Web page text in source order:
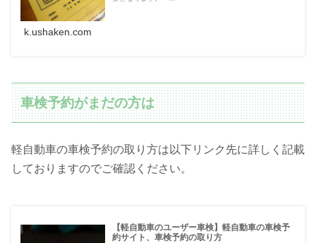
k.ushaken.com
車検予約がまだの方は
軽自動車の車検予約の取り方は以下リンク先に詳しく記載
しておりますのでご確認ください。
【軽自動車のユーザー車検】軽自動車の車検予
約サイト、車検予約の取り方